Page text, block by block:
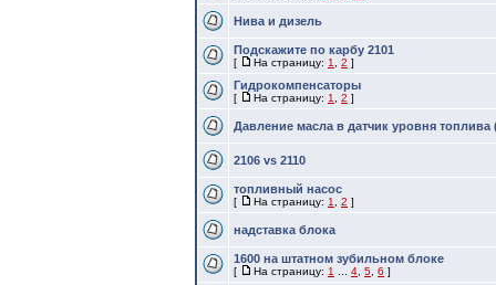
Нива и дизель
Подскажите по карбу 2101
[ На страницу: 1 2 ]
Гидрокомпенсаторы
[ На страницу: 1 2 ]
Давление масла в датчик уровня топлива
2106 vs 2110
топливный насос
[ На страницу: 1 2 ]
надставка блока
1600 на штатном зубильном блоке
[ На страницу: 1 4 5 6 ]